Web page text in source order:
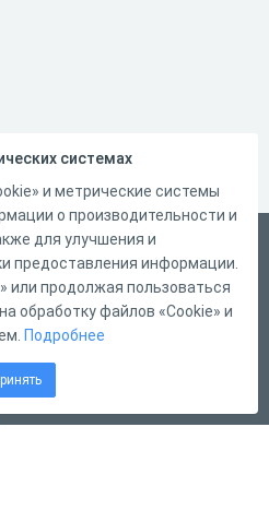
системах
и метрические системы
о производительности и
для улучшения и
предоставления информации.
или продолжая пользоваться
обработку файлов «Cookie» и
Подробнее